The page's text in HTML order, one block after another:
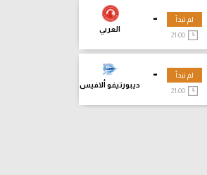
-
العربي
لم تبدأ
-
ديبورتيفو ألافيس
لم تبدأ